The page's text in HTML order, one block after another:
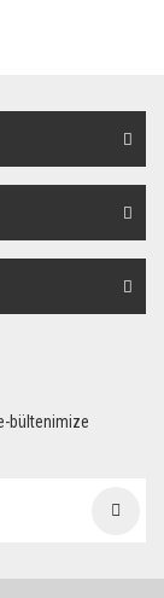
bültenimize